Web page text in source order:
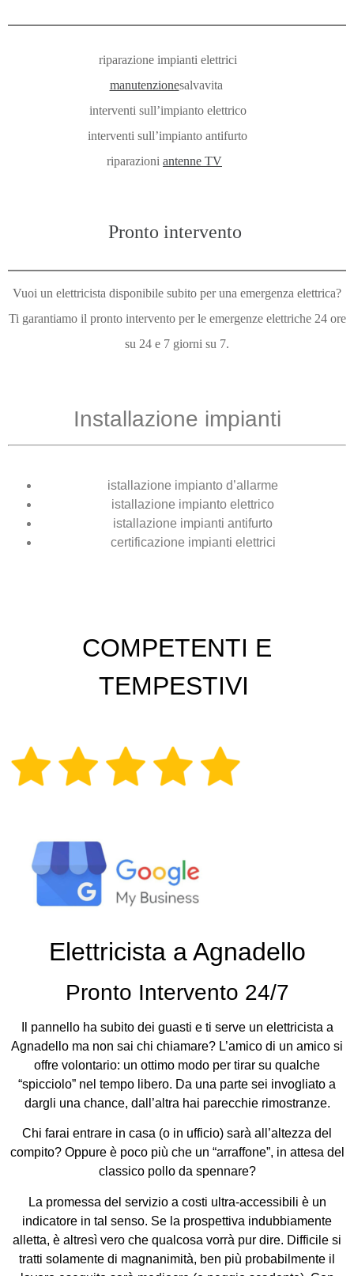
riparazione impianti elettrici
manutenzionesalvavita
interventi sull’impianto elettrico
interventi sull’impianto antifurto
riparazioni antenne TV
Pronto intervento
Vuoi un elettricista disponibile subito per una emergenza elettrica?
Ti garantiamo il pronto intervento per le emergenze elettriche 24 ore
su 24 e 7 giorni su 7.
Installazione impianti
istallazione impianto d’allarme
istallazione impianto elettrico
istallazione impianti antifurto
certificazione impianti elettrici
COMPETENTI E
TEMPESTIVI
Elettricista a Agnadello
Pronto Intervento 24/7
Il pannello ha subito dei guasti e ti serve un elettricista a
Agnadello ma non sai chi chiamare? L’amico di un amico si
offre volontario: un ottimo modo per tirar su qualche
“spicciolo” nel tempo libero. Da una parte sei invogliato a
dargli una chance, dall’altra hai parecchie rimostranze.
Chi farai entrare in casa (o in ufficio) sarà all’altezza del
compito? Oppure è poco più che un “arraffone”, in attesa del
classico pollo da spennare?
La promessa del servizio a costi ultra-accessibili è un
indicatore in tal senso. Se la prospettiva indubbiamente
alletta, è altresì vero che qualcosa vorrà pur dire. Difficile si
tratti solamente di magnanimità, ben più probabilmente il